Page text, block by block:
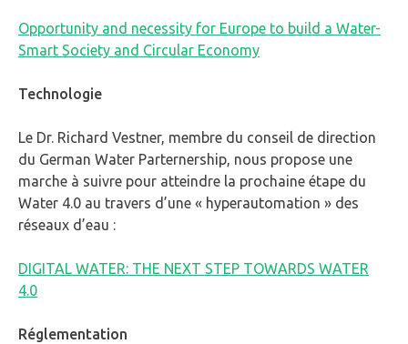
Opportunity and necessity for Europe to build a Water-
Smart Society and Circular Economy
Technologie
Le Dr. Richard Vestner, membre du conseil de direction
du German Water Parternership, nous propose une
marche à suivre pour atteindre la prochaine étape du
Water 4.0 au travers d’une « hyperautomation » des
réseaux d’eau :
DIGITAL WATER: THE NEXT STEP TOWARDS WATER
4.0
Réglementation